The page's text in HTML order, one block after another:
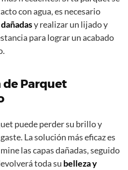
con agua, es necesario
y realizar un lijado y
para lograr un acabado
de Parquet
puede perder su brillo y
La solución más eficaz es
las capas dañadas, seguido
toda su belleza y